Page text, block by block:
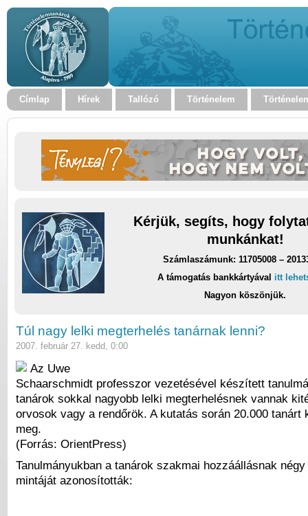
Címlap Hírek Tallózó Történelem
Kérjük, segíts, hogy
munkánkat!
Számlaszámunk: 11705008 –
A támogatás bankkártyával itt
Nagyon köszönjük.
Túl nagy lelki megterhelés tanárnak lenni?
2007. február 27. kedd, 0:00
Az Uwe
Schaarschmidt professzor vezetésével készített
tanárok sokkal nagyobb lelki megterhelésnek vannak
orvosok vagy a rendőrök. A kutatás során 20.000 tanárt
meg.
(Forrás: OrientPress)
Tanulmányukban a tanárok szakmai hozzáállásnak négy
mintáját azonosították: